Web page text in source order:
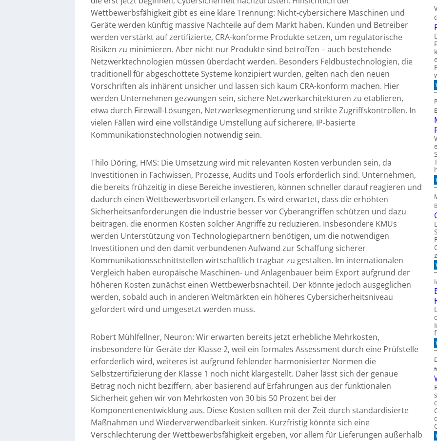
Wettbewerbsfähigkeit gibt es eine klare Trennung: Nicht-cybersichere Maschinen und
Geräte werden künftig massive Nachteile auf dem Markt haben. Kunden und Betreiber
werden verstärkt auf zertifizierte, CRA-konforme Produkte setzen, um regulatorische
Risiken zu minimieren. Aber nicht nur Produkte sind betroffen – auch bestehende
Netzwerktechnologien müssen überdacht werden. Besonders Feldbustechnologien, die
traditionell für abgeschottete Systeme konzipiert wurden, gelten nach den neuen
Vorschriften als inhärent unsicher und lassen sich kaum CRA-konform machen. Hier
werden Unternehmen gezwungen sein, sichere Netzwerkarchitekturen zu etablieren,
etwa durch Firewall-Lösungen, Netzwerksegmentierung und strikte Zugriffskontrollen. In
vielen Fällen wird eine vollständige Umstellung auf sicherere, IP-basierte
Kommunikationstechnologien notwendig sein.
Thilo Döring, HMS: Die Umsetzung wird mit relevanten Kosten verbunden sein, da
Investitionen in Fachwissen, Prozesse, Audits und Tools erforderlich sind. Unternehmen,
die bereits frühzeitig in diese Bereiche investieren, können schneller darauf reagieren und
dadurch einen Wettbewerbsvorteil erlangen. Es wird erwartet, dass die erhöhten
Sicherheitsanforderungen die Industrie besser vor Cyberangriffen schützen und dazu
beitragen, die enormen Kosten solcher Angriffe zu reduzieren. Insbesondere KMUs
werden Unterstützung von Technologiepartnern benötigen, um die notwendigen
Investitionen und den damit verbundenen Aufwand zur Schaffung sicherer
Kommunikationsschnittstellen wirtschaftlich tragbar zu gestalten. Im internationalen
Vergleich haben europäische Maschinen- und Anlagenbauer beim Export aufgrund der
höheren Kosten zunächst einen Wettbewerbsnachteil. Der könnte jedoch ausgeglichen
werden, sobald auch in anderen Weltmärkten ein höheres Cybersicherheitsniveau
gefordert wird und umgesetzt werden muss.
Robert Mühlfellner, Neuron: Wir erwarten bereits jetzt erhebliche Mehrkosten,
insbesondere für Geräte der Klasse 2, weil ein formales Assessment durch eine Prüfstelle
erforderlich wird, weiteres ist aufgrund fehlender harmonisierter Normen die
Selbstzertifizierung der Klasse 1 noch nicht klargestellt. Daher lässt sich der genaue
Betrag noch nicht beziffern, aber basierend auf Erfahrungen aus der funktionalen
Sicherheit gehen wir von Mehrkosten von 30 bis 50 Prozent bei der
Komponentenentwicklung aus. Diese Kosten sollten mit der Zeit durch standardisierte
Maßnahmen und Wiederverwendbarkeit sinken. Kurzfristig könnte sich eine
Verschlechterung der Wettbewerbsfähigkeit ergeben, vor allem für Lieferungen außerhalb